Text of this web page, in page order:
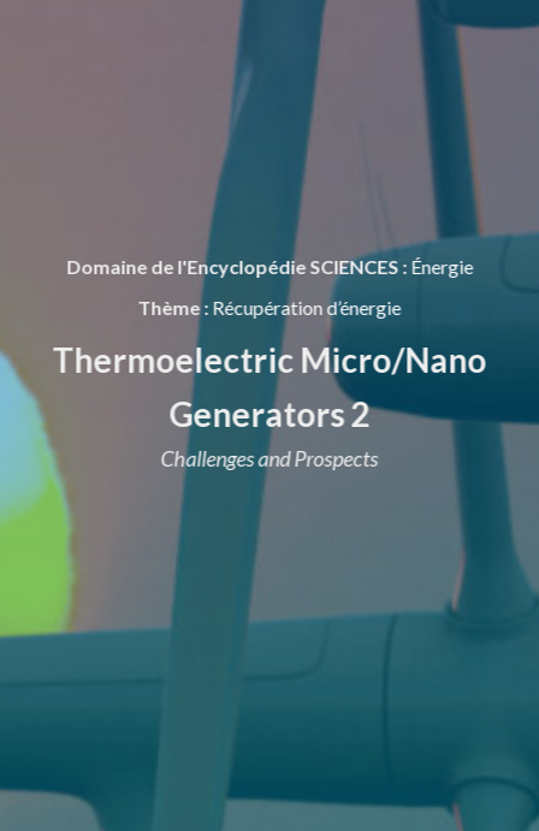
Domaine de l'Encyclopédie SCIENCES : Énergie
Thème : Récupération d’énergie
Thermoelectric Micro/Nano
Generators 2
Challenges and Prospects